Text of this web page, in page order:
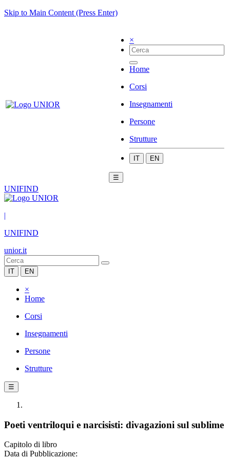
Skip to Main Content (Press Enter)
×
Home
Corsi
Insegnamenti
Persone
Strutture
IT EN
☰
UNIFIND
|
UNIFIND
unior.it
IT EN
×
Home
Corsi
Insegnamenti
Persone
Strutture
☰
Poeti ventriloqui e narcisisti: divagazioni sul sublime
Capitolo di libro
Data di Pubblicazione: